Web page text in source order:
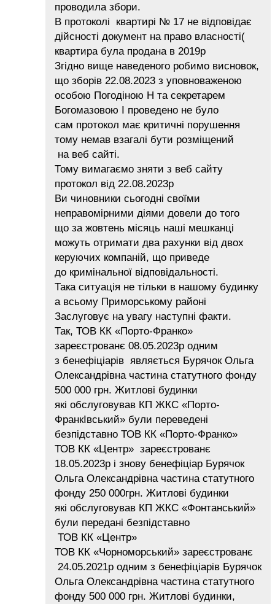
проводила збори.
В протоколі квартирі № 17 не відповідає
дійсності документ на право власності(
квартира була продана в 2019р
Згідно вище наведеного робимо висновок,
що зборів 22.08.2023 з уповноваженою
особою Погодіною Н та секретарем
Богомазовою І проведено не було
сам протокол має критичні порушення
тому немав взагалі бути розміщений
на веб сайті.
Тому вимагаємо зняти з веб сайту
протокол від 22.08.2023р
Ви чиновники сьогодні своїми
неправомірними діями довели до того
що за жовтень місяць наші мешканці
можуть отримати два рахунки від двох
керуючих компаній, що приведе
до кримінальної відповідальності.
Така ситуація не тільки в нашому будинку
а всьому Приморському районі
Заслуговує на увагу наступні факти.
Так, ТОВ КК «Порто-Франко»
зареєстрованє 08.05.2023р одним
з бенефіціарів являється Бурячок Ольга
Олександрівна частина статутного фонду
500 000 грн. Житлові будинки
які обслуговував КП ЖКС «Порто-
ФранкІвський» були переведені
безпідставно ТОВ КК «Порто-Франко»
ТОВ КК «Центр» зареєстрованє
18.05.2023р і знову бенефіціар Бурячок
Ольга Олександрівна частина статутного
фонду 250 000грн. Житлові будинки
які обслуговував КП ЖКС «Фонтанський»
були передані безпідставно
ТОВ КК «Центр»
ТОВ КК «Чорноморський» зареєстрованє
24.05.2021р одним з бенефіціарів Бурячок
Ольга Олександрівна частина статутного
фонду 500 000 грн. Житлові будинки,